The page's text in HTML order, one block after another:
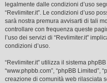
legalmente dalle condizioni d’uso
“Revlimiter.it”. Le condizioni d’uso
sarà nostra premura avvisarti di tali
controllare con frequenza queste
l’uso dei servizi di “Revlimiter.it”
condizioni d’uso.
“Revlimiter.it” utilizza il sistema
“www.phpbb.com”, “phpBB Limited”,
creazione di comunità web rilasciata